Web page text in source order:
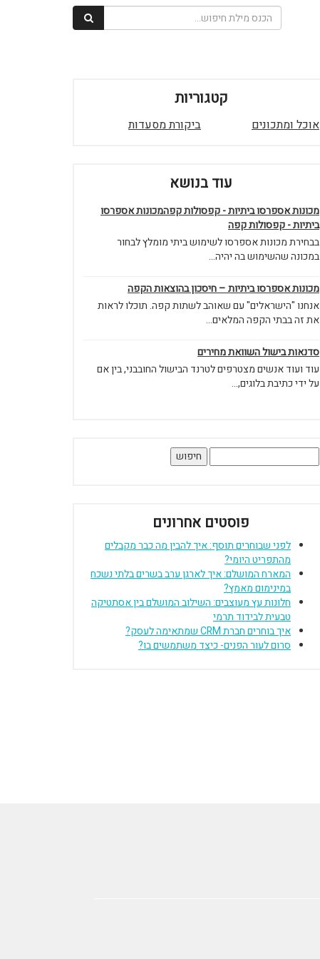
קטגוריות
אוכל ומתכונים ביקורת מסעדות
עוד בנושא
מכונות אספרסו ביתיות - קפסולות קפהמכונות אספרסו
ביתיות - קפסולות קפה
בבחירת מכונות אספרסו לשימוש ביתי מומלץ לבחור
במכונה שהשימוש בה יהיה...
מכונות אספרסו ביתיות – חיסכון בהוצאות הקפה
אנחנו "הישראלים" עם שאוהב לשתות קפה. תוכלו לראות
את זה בבתי הקפה המלאים...
סדנאות בישול השוואת מחירים
עוד ועוד אנשים מצטרפים לטרנד הבישול החובבני, בין אם
על ידי כתיבת בלוגים,...
חיפוש:
פוסטים אחרונים
לפני שבוחרים תוסף: איך להבין מה כבר מקבלים
מהתפריט היומי?
המארח המושלם: איך לארגן ערב בשרים בלתי נשכח
במינימום מאמץ?
חלונות עץ מעוצבים: השילוב המושלם בין אסתטיקה
טבעית לבידוד תרמי
איך בוחרים חברת CRM שמתאימה לעסק?
סרום לעור הפנים- כיצד משתמשים בו?